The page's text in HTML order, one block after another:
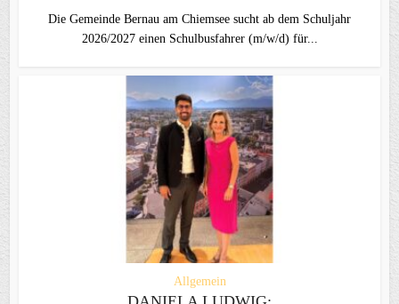
Die Gemeinde Bernau am Chiemsee sucht ab dem Schuljahr
2026/2027 einen Schulbusfahrer (m/w/d) für...
Allgemein